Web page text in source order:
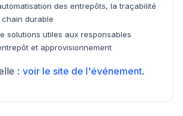
des entrepôts, la traçabilité
durable
solutions utiles aux responsables
et approvisionnement
: voir le site de l'événement.